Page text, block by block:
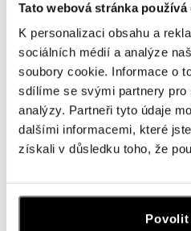
Tato webová stránka používá
K personalizaci obsahu a
sociálních médií a analýze
soubory cookie. Informace o
sdílíme se svými partnery pro
analýzy. Partneři tyto údaje
dalšími informacemi, které
získali v důsledku toho, že
Povolit
ALO
Náušnice s diamanty Autumn